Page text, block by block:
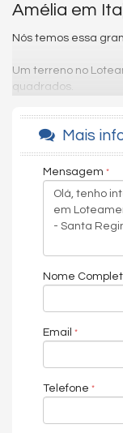
Amélia em
Nós temos essa
Um terreno no
quadrados.
Aceita veículo
Confira conosco a
Agende uma visita
Mais
Mensagem
Nome
Email
Telefone